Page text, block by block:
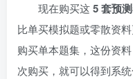
现在购买这5 套预
比单买模拟题或零散资
购买单本题集，这份资
次购买，就可以得到系